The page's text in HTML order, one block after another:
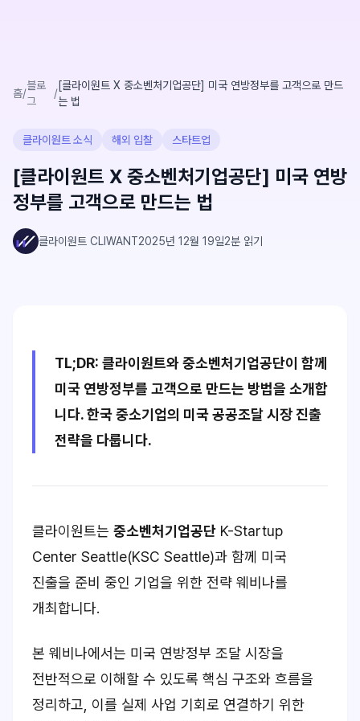
홈/
블로
그
/
[클라이원트 X 중소벤처기업공단] 미국 연방정부를 고객으로 만드
는 법
클라이원트 소식 해외 입찰 스타트업
[클라이원트 X 중소벤처기업공단] 미국 연방
정부를 고객으로 만드는 법
클라이원트 CLIWANT2025년 12월 19일2분 읽기
TL;DR: 클라이원트와 중소벤처기업공단이 함께
미국 연방정부를 고객으로 만드는 방법을 소개합
니다. 한국 중소기업의 미국 공공조달 시장 진출
전략을 다룹니다.
클라이원트는 중소벤처기업공단 K-Startup
Center Seattle(KSC Seattle)과 함께 미국
진출을 준비 중인 기업을 위한 전략 웨비나를
개최합니다.
본 웨비나에서는 미국 연방정부 조달 시장을
전반적으로 이해할 수 있도록 핵심 구조와 흐름을
정리하고, 이를 실제 사업 기회로 연결하기 위한